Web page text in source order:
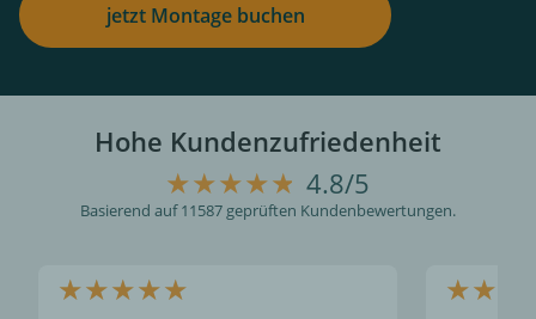
jetzt Montage buchen
Hohe Kundenzufriedenheit
4.8/5
Basierend auf 11587 geprüften Kundenbewertungen.